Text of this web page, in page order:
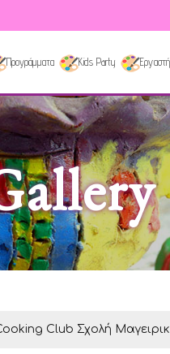
Προγράμματα Kids Party
Club Σχολή